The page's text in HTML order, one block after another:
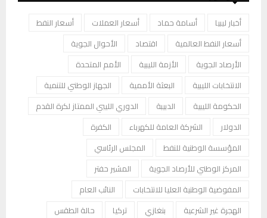
أخبار ليبيا أسامة حماد أسعار العملات
أسعار النفط
أسعار النفط العالمية
اقتصاد
الأحوال الجوية
الأرصاد الجوية
الأزمة الليبية
الأمم المتحدة
الانتخابات الليبية
البعثة الأممية
الجهاز الوطني للتنمية
الحكومة الليبية
الدبيبة
الدوري الليبي الممتاز لكرة القدم
الدولار
الشركة العامة للكهرباء
الكفرة
المؤسسة الوطنية للنفط
المجلس الرئاسي
المركز الوطني للأرصاد الجوية
المشير حفتر
المفوضية الوطنية العليا للانتخابات
النائب العام
الهجرة غير الشرعية
بنغازي تركيا
حالة الطقس